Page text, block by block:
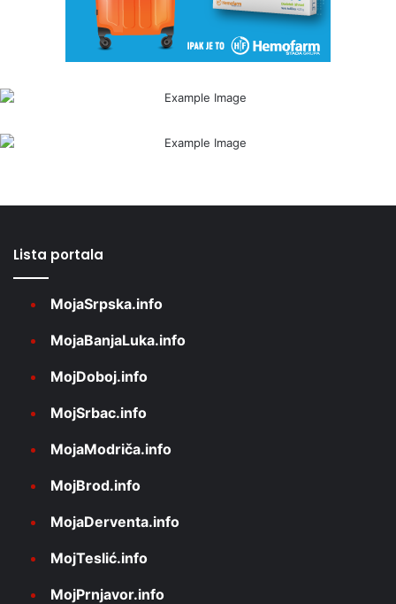
Lista portala
MojaSrpska.info
MojaBanjaLuka.info
MojDoboj.info
MojSrbac.info
MojaModriča.info
MojBrod.info
MojaDerventa.info
MojTeslić.info
MojPrnjavor.info